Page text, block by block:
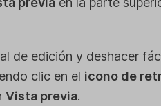
de edición y deshacer
clic en el icono de
Vista previa.